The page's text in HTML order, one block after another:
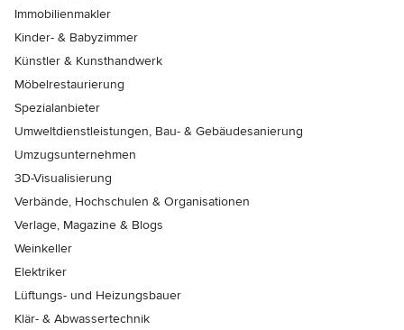
Immobilienmakler
Kinder- & Babyzimmer
Künstler & Kunsthandwerk
Möbelrestaurierung
Spezialanbieter
Umweltdienstleistungen, Bau- & Gebäudesanierung
Umzugsunternehmen
3D-Visualisierung
Verbände, Hochschulen & Organisationen
Verlage, Magazine & Blogs
Weinkeller
Elektriker
Lüftungs- und Heizungsbauer
Klär- & Abwassertechnik